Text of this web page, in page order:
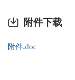
附件下载
附件.doc